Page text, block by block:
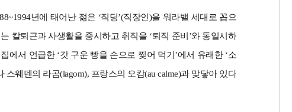
년에 태어난 젊은 ‘직딩’(직장인)을 워라밸 세대로 꼽으
칼퇴근과 사생활을 중시하고 취직을 ‘퇴직 준비’와 동일시하
서 언급한 ‘갓 구운 빵을 손으로 찢어 먹기’에서 유래한 ‘소
웨덴의 라곰(lagom), 프랑스의 오캄(au calme)과 맞닿아 있다